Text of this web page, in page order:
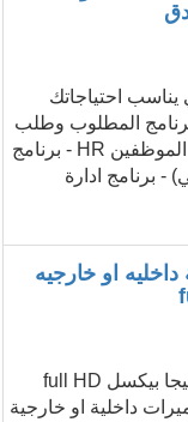
يناسب احتياجاتك
المطلوب وطلب
نسخه تجريبية - برنامج شئون الموظفين HR - برنامج
برنامج ادارة
داخليه او خارجيه
عرض 8 كاميرات مراقبة 5 ميجا بيكسل full HD
2950 ريال - 8 كاميرات داخلية او خارجية